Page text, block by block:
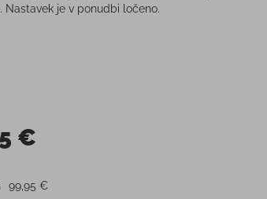
je v ponudbi ločeno.
€
99,95 €